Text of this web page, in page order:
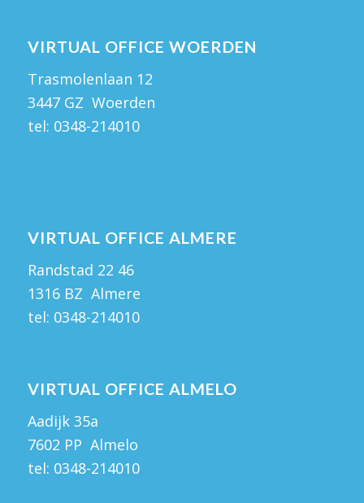
VIRTUAL OFFICE WOERDEN
Trasmolenlaan 12
3447 GZ Woerden
tel: 0348-214010
VIRTUAL OFFICE ALMERE
Randstad 22 46
1316 BZ Almere
tel: 0348-214010
VIRTUAL OFFICE ALMELO
Aadijk 35a
7602 PP Almelo
tel: 0348-214010